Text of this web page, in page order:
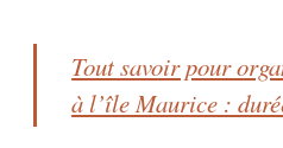
Tout savoir pour
à l’île Maurice :